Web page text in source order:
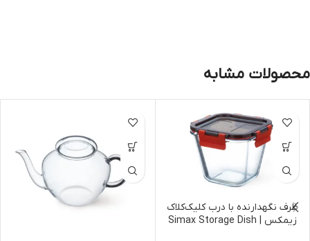
محصولات مشابه
ظرف نگهدارنده با درب کلیک‌کلاک
زیمکس | Simax Storage Dish